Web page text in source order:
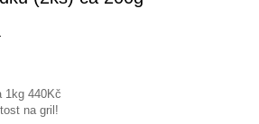
1kg 440Kč
na gril!